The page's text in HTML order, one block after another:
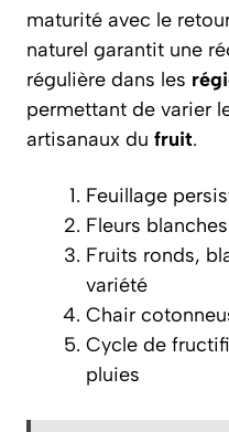
maturité avec le
naturel garantit une
régulière dans les
permettant de varier
artisanaux du fruit.
Feuillage
Fleurs
Fruits ronds,
variété
Chair
Cycle de
pluies